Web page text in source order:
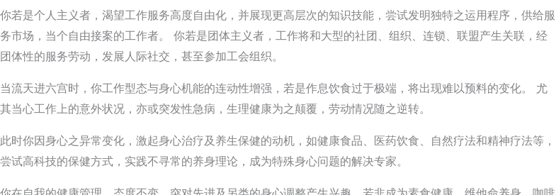
你若是个人主义者，渴望工作服务高度自由化，并展现更高层次的知识技能，尝试发明独特之运用程序，供给服
务市场，当个自由接案的工作者。 你若是团体主义者，工作将和大型的社团、组织、连锁、联盟产生关联，经
团体性的服务劳动，发展人际社交，甚至参加工会组织。
当流天进六宫时，你工作型态与身心机能的连动性增强，若是作息饮食过于极端，将出现难以预料的变化。 尤
其当心工作上的意外状况，亦或突发性急病，生理健康为之颠覆，劳动情况随之逆转。
此时你因身心之异常变化，激起身心治疗及养生保健的动机，如健康食品、医药饮食、自然疗法和精神疗法等，
尝试高科技的保健方式，实践不寻常的养身理论，成为特殊身心问题的解决专家。